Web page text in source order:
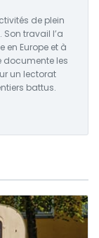
de plein
travail l’a
en Europe et à
documente les
un lectorat
battus.